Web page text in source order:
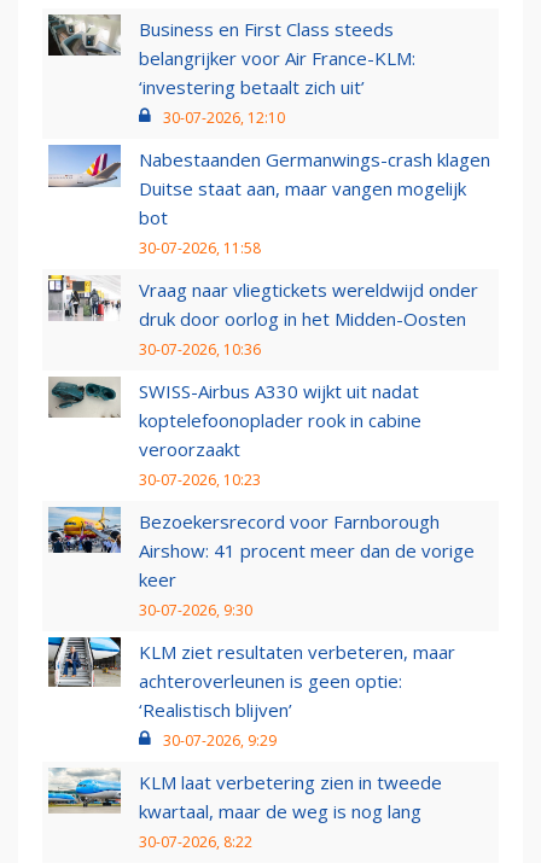
Business en First Class steeds
belangrijker voor Air France-KLM:
‘investering betaalt zich uit’
30-07-2026, 12:10
Nabestaanden Germanwings-crash klagen
Duitse staat aan, maar vangen mogelijk
bot
30-07-2026, 11:58
Vraag naar vliegtickets wereldwijd onder
druk door oorlog in het Midden-Oosten
30-07-2026, 10:36
SWISS-Airbus A330 wijkt uit nadat
koptelefoonoplader rook in cabine
veroorzaakt
30-07-2026, 10:23
Bezoekersrecord voor Farnborough
Airshow: 41 procent meer dan de vorige
keer
30-07-2026, 9:30
KLM ziet resultaten verbeteren, maar
achteroverleunen is geen optie:
‘Realistisch blijven’
30-07-2026, 9:29
KLM laat verbetering zien in tweede
kwartaal, maar de weg is nog lang
30-07-2026, 8:22